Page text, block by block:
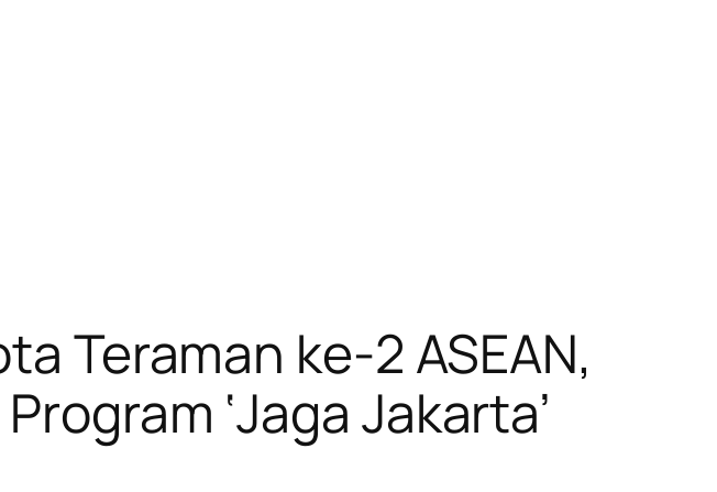
Teraman ke-2 ASEAN,
‘Jaga Jakarta’